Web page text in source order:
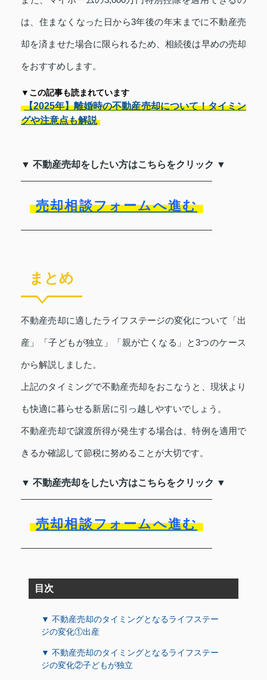
は、住まなくなった日から3年後の年末までに不動産売
却を済ませた場合に限られるため、相続後は早めの売却
をおすすめします。
▼この記事も読まれています
【2025年】離婚時の不動産売却について！タイミン
グや注意点も解説
▼ 不動産売却をしたい方はこちらをクリック ▼
売却相談フォームへ進む
まとめ
不動産売却に適したライフステージの変化について「出
産」「子どもが独立」「親が亡くなる」と3つのケース
から解説しました。
上記のタイミングで不動産売却をおこなうと、現状より
も快適に暮らせる新居に引っ越しやすいでしょう。
不動産売却で譲渡所得が発生する場合は、特例を適用で
きるか確認して節税に努めることが大切です。
▼ 不動産売却をしたい方はこちらをクリック ▼
売却相談フォームへ進む
目次
▼ 不動産売却のタイミングとなるライフステー
ジの変化①出産
▼ 不動産売却のタイミングとなるライフステー
ジの変化②子どもが独立